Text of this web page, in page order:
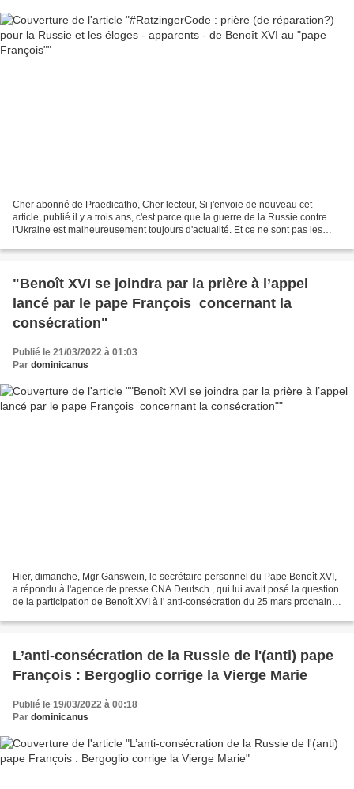
Cher abonné de Praedicatho, Cher lecteur, Si j'envoie de nouveau cet
article, publié il y a trois ans, c'est parce que la guerre de la Russie contre
l'Ukraine est malheureusement toujours d'actualité. Et ce ne sont pas les
"Benoît XVI se joindra par la prière à l’appel
lancé par le pape François concernant la
consécration"
Publié le 21/03/2022 à 01:03
Par dominicanus
Hier, dimanche, Mgr Gänswein, le secrétaire personnel du Pape Benoît XVI,
a répondu à l'agence de presse CNA Deutsch , qui lui avait posé la question
de la participation de Benoît XVI à l' anti-consécration du 25 mars prochain :
L’anti-consécration de la Russie de l'(anti) pape
François : Bergoglio corrige la Vierge Marie
Publié le 19/03/2022 à 00:18
Par dominicanus